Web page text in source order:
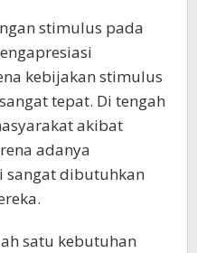
stimulus pada
kebijakan stimulus
tepat. Di tengah
akibat
adanya
sangat dibutuhkan
satu kebutuhan